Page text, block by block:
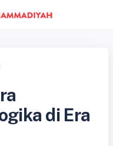
di Era